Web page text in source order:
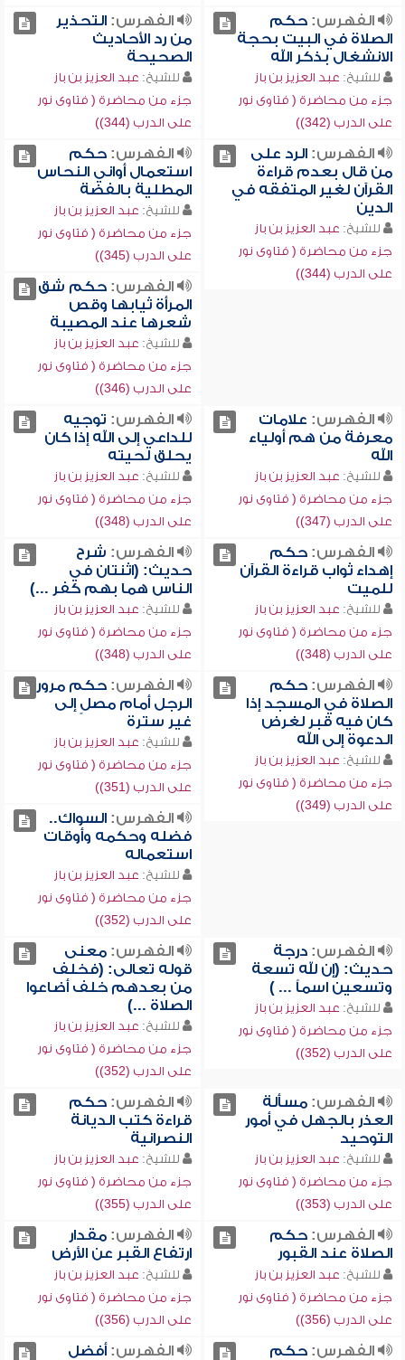
الفهرس:حكم
الصلاة في البيت بحجة
الانشغال بذكر الله
للشيخ: عبد العزيز بن باز
جزء من محاضرة ( فتاوى نور
على الدرب (342))
الفهرس:التحذير
من رد الأحاديث
الصحيحة
للشيخ: عبد العزيز بن باز
جزء من محاضرة ( فتاوى نور
على الدرب (344))
الفهرس:الرد على
من قال بعدم قراءة
القرآن لغير المتفقه في
الدين
للشيخ: عبد العزيز بن باز
جزء من محاضرة ( فتاوى نور
على الدرب (344))
الفهرس:حكم
استعمال أواني النحاس
المطلية بالفضة
للشيخ: عبد العزيز بن باز
جزء من محاضرة ( فتاوى نور
على الدرب (345))
الفهرس:حكم شق
المرأة ثيابها وقص
شعرها عند المصيبة
للشيخ: عبد العزيز بن باز
جزء من محاضرة ( فتاوى نور
على الدرب (346))
الفهرس: علامات
معرفة من هم أولياء
الله
للشيخ: عبد العزيز بن باز
جزء من محاضرة ( فتاوى نور
على الدرب (347))
الفهرس: توجيه
للداعي إلى الله إذا كان
يحلق لحيته
للشيخ: عبد العزيز بن باز
جزء من محاضرة ( فتاوى نور
على الدرب (348))
الفهرس:حكم
إهداء ثواب قراءة القرآن
للميت
للشيخ: عبد العزيز بن باز
جزء من محاضرة ( فتاوى نور
على الدرب (348))
الفهرس: شرح
حديث: (اثنتان في
الناس هما بهم كفر ...)
للشيخ: عبد العزيز بن باز
جزء من محاضرة ( فتاوى نور
على الدرب (348))
الفهرس:حكم
الصلاة في المسجد إذا
كان فيه قبر لغرض
الدعوة إلى الله
للشيخ: عبد العزيز بن باز
جزء من محاضرة ( فتاوى نور
على الدرب (349))
الفهرس:حكم مرور
الرجل أمام مصلٍ إلى
غير سترة
للشيخ: عبد العزيز بن باز
جزء من محاضرة ( فتاوى نور
على الدرب (351))
الفهرس:السواك..
فضله وحكمه وأوقات
استعماله
للشيخ: عبد العزيز بن باز
جزء من محاضرة ( فتاوى نور
على الدرب (352))
الفهرس:درجة
حديث: (إن لله تسعة
وتسعين اسماً ... )
للشيخ: عبد العزيز بن باز
جزء من محاضرة ( فتاوى نور
على الدرب (352))
الفهرس:معنى
قوله تعالى: (فخلف
من بعدهم خلف أضاعوا
الصلاة ...)
للشيخ: عبد العزيز بن باز
جزء من محاضرة ( فتاوى نور
على الدرب (352))
الفهرس:مسألة
العذر بالجهل في أمور
التوحيد
للشيخ: عبد العزيز بن باز
جزء من محاضرة ( فتاوى نور
على الدرب (353))
الفهرس:حكم
قراءة كتب الديانة
النصرانية
للشيخ: عبد العزيز بن باز
جزء من محاضرة ( فتاوى نور
على الدرب (355))
الفهرس:حكم
الصلاة عند القبور
للشيخ: عبد العزيز بن باز
جزء من محاضرة ( فتاوى نور
على الدرب (356))
الفهرس:مقدار
ارتفاع القبر عن الأرض
للشيخ: عبد العزيز بن باز
جزء من محاضرة ( فتاوى نور
على الدرب (356))
الفهرس:حكم
الفهرس:أفضل